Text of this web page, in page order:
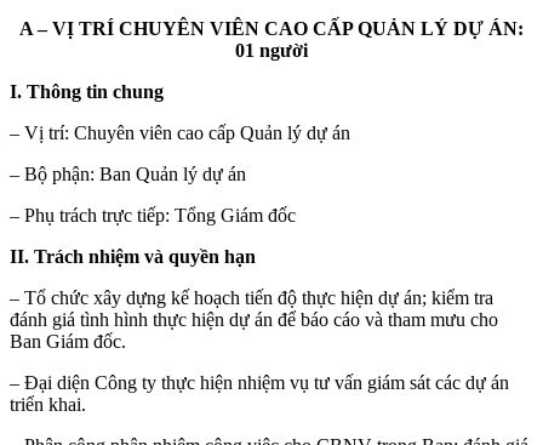
A – VỊ TRÍ CHUYÊN VIÊN CAO CẤP QUẢN LÝ DỰ ÁN:
01 người
I. Thông tin chung
– Vị trí: Chuyên viên cao cấp Quản lý dự án
– Bộ phận: Ban Quản lý dự án
– Phụ trách trực tiếp: Tổng Giám đốc
II. Trách nhiệm và quyền hạn
– Tổ chức xây dựng kế hoạch tiến độ thực hiện dự án; kiểm tra
đánh giá tình hình thực hiện dự án để báo cáo và tham mưu cho
Ban Giám đốc.
– Đại diện Công ty thực hiện nhiệm vụ tư vấn giám sát các dự án
triển khai.